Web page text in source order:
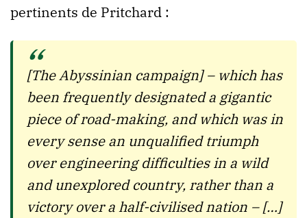
pertinents de Pritchard :
[The Abyssinian campaign] – which has
been frequently designated a gigantic
piece of road-making, and which was in
every sense an unqualified triumph
over engineering difficulties in a wild
and unexplored country, rather than a
victory over a half-civilised nation – […]